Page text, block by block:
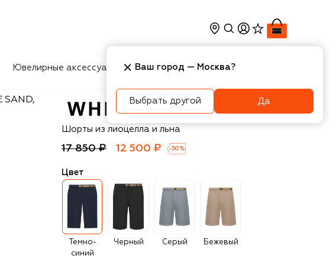
Ювелирные аксессуары Косметика Интерьер
White Sand
Шорты из лиоцелла и льна
17 850 ₽ 12 500 ₽ -30 %
Цвет
Темно-
синий
Черный Серый Бежевый
Ваш город — Москва?
Выбрать другой Да